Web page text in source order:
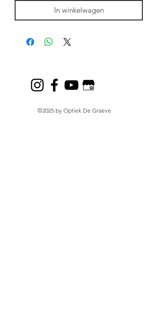
In winkelwagen
©2025 by Optiek De Graeve